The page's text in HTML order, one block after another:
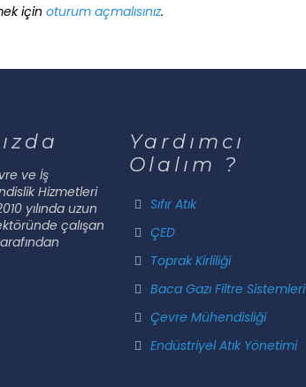
için oturum açmalısınız.
ve İş
Hizmetleri
yılında uzun
çalışan
Yardımcı
Olalım ?
Sıfır Atık
ÇED
Toprak Kirliliği
Baca Gazı Filtre Sistemleri
Çevre Mühendisliği
Endüstriyel Atık Yönetimi